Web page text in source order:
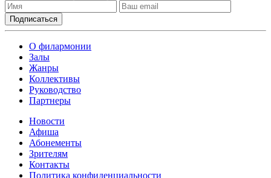
О филармонии
Залы
Жанры
Коллективы
Руководство
Партнеры
Новости
Афиша
Абонементы
Зрителям
Контакты
Политика конфиденциальности